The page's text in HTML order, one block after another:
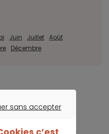
Juin Juillet Août
Décembre
sans accepter
c’est